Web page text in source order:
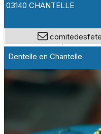
03140 CHANTELLE
Dentelle en Chantelle